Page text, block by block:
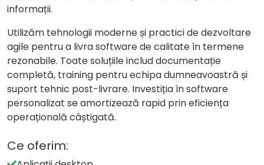
informații.
Utilizăm tehnologii moderne și practici de dezvoltare
agile pentru a livra software de calitate în termene
rezonabile. Toate soluțiile includ documentație
completă, training pentru echipa dumneavoastră și
suport tehnic post-livrare. Investiția în software
personalizat se amortizează rapid prin eficiența
operațională câștigată.
Ce oferim: